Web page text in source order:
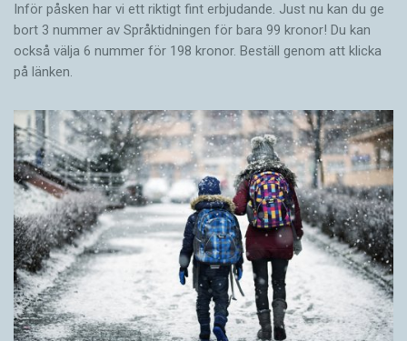
Inför påsken har vi ett riktigt fint erbjudande. Just nu kan du ge
bort 3 nummer av Språktidningen för bara 99 kronor! Du kan
också välja 6 nummer för 198 kronor. Beställ genom att klicka
på länken.